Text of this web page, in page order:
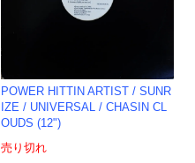
POWER HITTIN ARTIST / SUNR
IZE / UNIVERSAL / CHASIN CL
OUDS (12")
売り切れ